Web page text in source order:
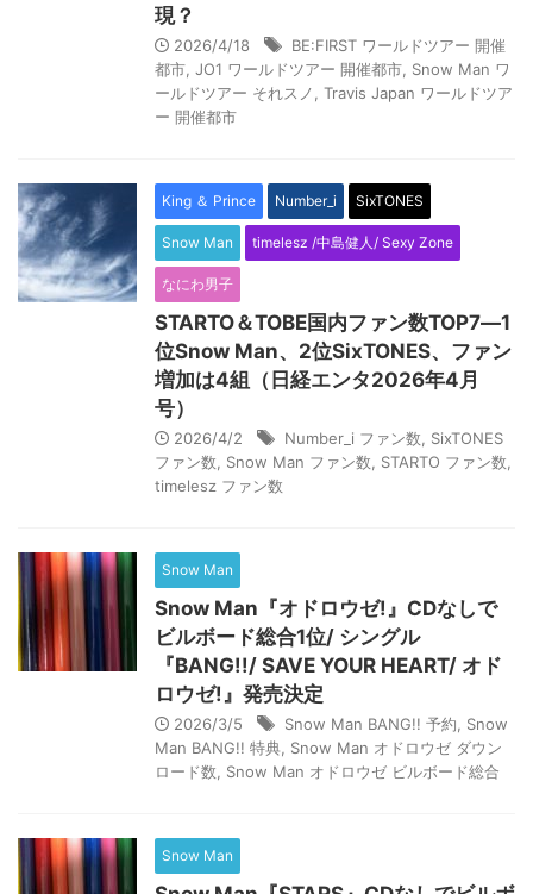
現？
2026/4/18
BE:FIRST ワールドツアー 開催
都市 JO1 ワールドツアー 開催都市 Snow Man ワ
ールドツアー それスノ
Travis Japan ワールドツア
ー 開催都市
King ＆ Prince Number_i SixTONES
Snow Man timelesz /中島健人/ Sexy Zone
なにわ男子
STARTO＆TOBE国内ファン数TOP7―1
位Snow Man、2位SixTONES、ファン
増加は4組（日経エンタ2026年4月
号）
2026/4/2 Number_i ファン数
SixTONES
ファン数
Snow Man ファン数 STARTO ファン数
timelesz ファン数
Snow Man
Snow Man『オドロウゼ!』CDなしで
ビルボード総合1位/ シングル
『BANG!!/ SAVE YOUR HEART/ オド
ロウゼ!』発売決定
2026/3/5 Snow Man BANG!! 予約
Snow
Man BANG!! 特典 Snow Man オドロウゼ ダウン
ロード数
Snow Man オドロウゼ ビルボード総合
Snow Man